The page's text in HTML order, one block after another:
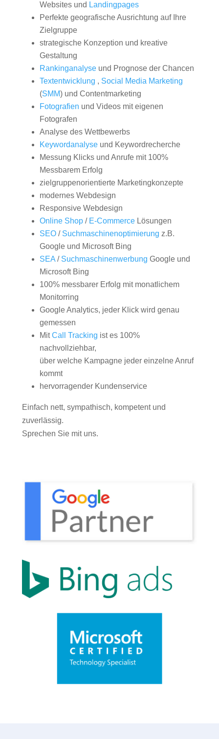
Websites und Landingpages
Perfekte geografische Ausrichtung auf Ihre
Zielgruppe
strategische Konzeption und kreative
Gestaltung
Rankinganalyseund Prognose der Chancen
Textentwicklung , Social Media Marketing
(SMM) und Contentmarketing
Fotografien und Videos mit eigenen
Fotografen
Analyse des Wettbewerbs
Keywordanalyseund Keywordrecherche
Messung Klicks und Anrufe mit 100%
Messbarem Erfolg
zielgruppenorientierte Marketingkonzepte
modernes Webdesign
Responsive Webdesign
Online Shop/ E-CommerceLösungen
SEO/ Suchmaschinenoptimierung z.B.
Google und Microsoft Bing
SEA/ Suchmaschinenwerbung Google und
Microsoft Bing
100% messbarer Erfolg mit monatlichem
Monitorring
Google Analytics, jeder Klick wird genau
gemessen
MitCall Tracking ist es 100%
nachvollziehbar,
über welche Kampagne jeder einzelne Anruf
kommt
hervorragender Kundenservice
Einfach nett, sympathisch, kompetent und
zuverlässig.
Sprechen Sie mit uns.